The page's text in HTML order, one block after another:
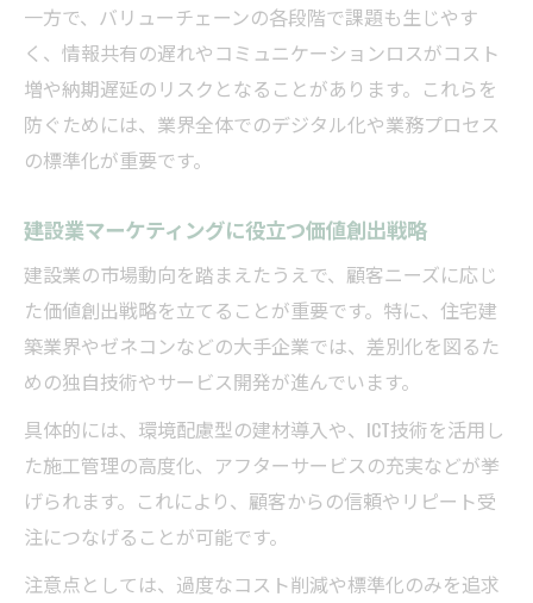
一方で、バリューチェーンの各段階で課題も生じやす
く、情報共有の遅れやコミュニケーションロスがコスト
増や納期遅延のリスクとなることがあります。これらを
防ぐためには、業界全体でのデジタル化や業務プロセス
の標準化が重要です。
建設業マーケティングに役立つ価値創出戦略
建設業の市場動向を踏まえたうえで、顧客ニーズに応じ
た価値創出戦略を立てることが重要です。特に、住宅建
築業界やゼネコンなどの大手企業では、差別化を図るた
めの独自技術やサービス開発が進んでいます。
具体的には、環境配慮型の建材導入や、ICT技術を活用し
た施工管理の高度化、アフターサービスの充実などが挙
げられます。これにより、顧客からの信頼やリピート受
注につなげることが可能です。
注意点としては、過度なコスト削減や標準化のみを追求